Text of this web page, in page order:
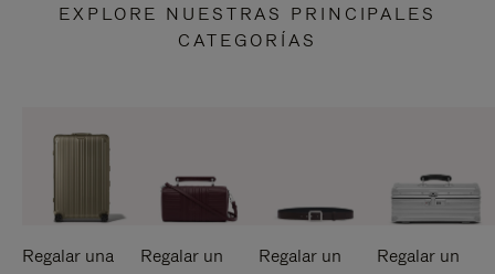
EXPLORE NUESTRAS PRINCIPALES
CATEGORÍAS
Regalar una
Regalar un
Regalar un
Regalar un